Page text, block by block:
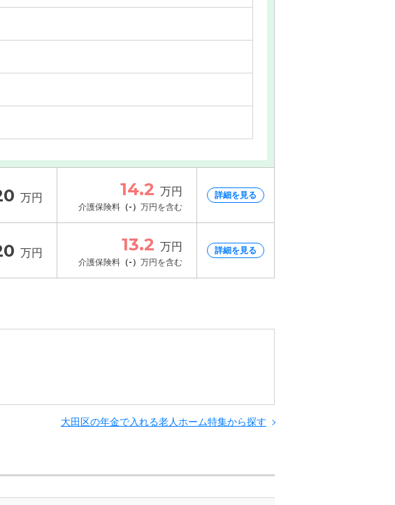
万円 14.2 万円
介護保険料 （-） 万円を含む
詳細を見る
/ 補足情報
万円 13.2 万円
介護保険料 （-） 万円を含む
詳細を見る
大田区の年金で入れる老人ホーム特集から探す